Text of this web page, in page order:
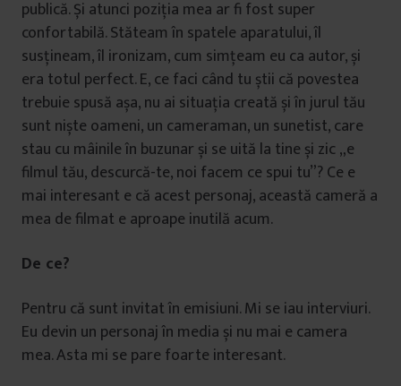
publică. Și atunci poziția mea ar fi fost super
confortabilă. Stăteam în spatele aparatului, îl
susțineam, îl ironizam, cum simțeam eu ca autor, și
era totul perfect. E, ce faci când tu știi că povestea
trebuie spusă așa, nu ai situația creată și în jurul tău
sunt niște oameni, un cameraman, un sunetist, care
stau cu mâinile în buzunar și se uită la tine și zic „e
filmul tău, descurcă-te, noi facem ce spui tu”? Ce e
mai interesant e că acest personaj, această cameră a
mea de filmat e aproape inutilă acum.
De ce?
Pentru că sunt invitat în emisiuni. Mi se iau interviuri.
Eu devin un personaj în media și nu mai e camera
mea. Asta mi se pare foarte interesant.